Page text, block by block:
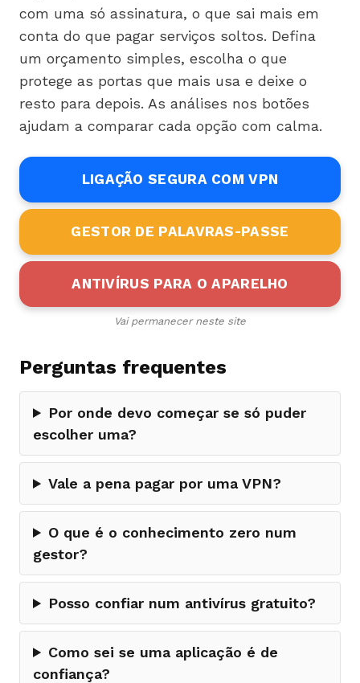
com uma só assinatura, o que sai mais em
conta do que pagar serviços soltos. Defina
um orçamento simples, escolha o que
protege as portas que mais usa e deixe o
resto para depois. As análises nos botões
ajudam a comparar cada opção com calma.
LIGAÇÃO SEGURA COM VPN
GESTOR DE PALAVRAS-PASSE
ANTIVÍRUS PARA O APARELHO
Vai permanecer neste site
Perguntas frequentes
Por onde devo começar se só puder
escolher uma?
Vale a pena pagar por uma VPN?
O que é o conhecimento zero num
gestor?
Posso confiar num antivírus gratuito?
Como sei se uma aplicação é de
confiança?